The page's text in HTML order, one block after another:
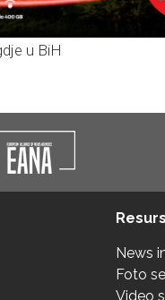
u BiH
News
Foto
Video